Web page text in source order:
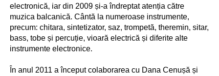
electronică, iar din 2009 și-a îndreptat atenția către
muzica balcanică. Cântă la numeroase instrumente,
precum: chitara, sintetizator, saz, trompetă, theremin, sitar,
bass, tobe și percuție, vioară electrică și diferite alte
instrumente electronice.
În anul 2011 a început colaborarea cu Dana Cenușă și